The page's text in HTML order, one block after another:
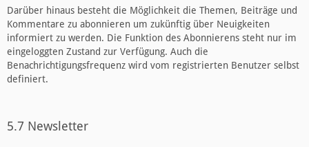
Darüber hinaus besteht die Möglichkeit die Themen, Beiträge und
Kommentare zu abonnieren um zukünftig über Neuigkeiten
informiert zu werden. Die Funktion des Abonnierens steht nur im
eingeloggten Zustand zur Verfügung. Auch die
Benachrichtigungsfrequenz wird vom registrierten Benutzer selbst
definiert.
5.7 Newsletter